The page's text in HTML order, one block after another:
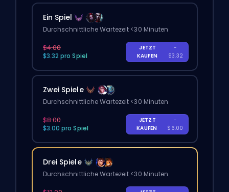
Ein Spiel
Durchschnittliche Wartezeit <30 Minuten
$4.00
$3.32 pro Spiel
JETZT
KAUFEN
-
$3.32
Zwei Spiele
Durchschnittliche Wartezeit <30 Minuten
$8.00
$3.00 pro Spiel
JETZT
KAUFEN
-
$6.00
Drei Spiele
Durchschnittliche Wartezeit <30 Minuten